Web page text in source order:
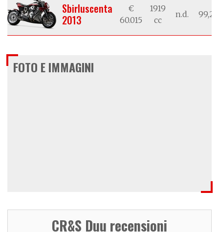
Sbirluscenta
2013
€
60.015
1919
cc
n.d.
FOTO E IMMAGINI
CR&S Duu recensioni